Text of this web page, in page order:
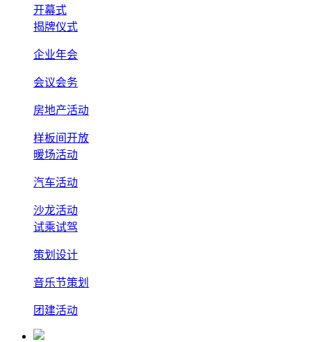
开幕式
揭牌仪式
企业年会
会议会务
房地产活动
样板间开放
暖场活动
汽车活动
沙龙活动
试乘试驾
策划设计
音乐节策划
团建活动